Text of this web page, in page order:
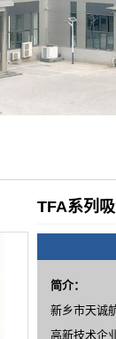
TFA系列
简介：
新乡市天诚
高新技术企